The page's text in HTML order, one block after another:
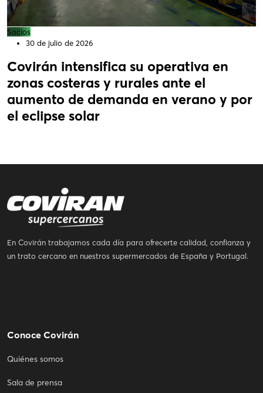
Socios
30 de julio de 2026
Covirán intensifica su operativa en
zonas costeras y rurales ante el
aumento de demanda en verano y por
el eclipse solar
En Covirán trabajamos cada día para ofrecerte calidad, confianza y
un trato cercano en nuestros supermercados de España y Portugal.
Conoce Covirán
Quiénes somos
Sala de prensa